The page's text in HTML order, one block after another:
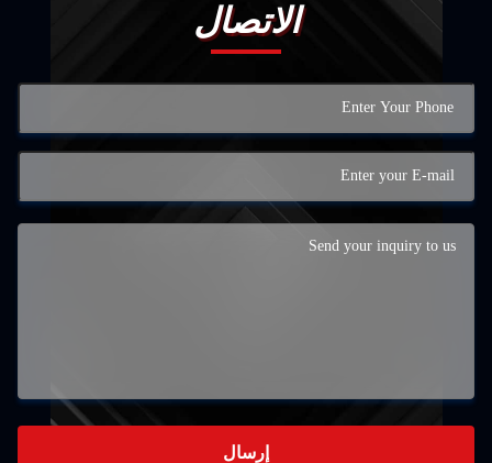
الاتصال
إرسال